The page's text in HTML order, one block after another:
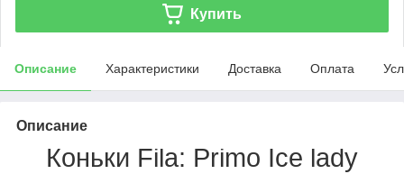
Купить
Описание Характеристики Доставка Оплата
Описание
Коньки Fila: Primo Ice lady